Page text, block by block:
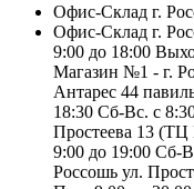
Офис-Склад г.
Офис-Склад г.
9:00 до 18:00
Магазин №1 - г.
Антарес 44
18:30 Сб-Вс. с
Простеева 13 (ТЦ
9:00 до 19:00 Сб-
Россошь ул.